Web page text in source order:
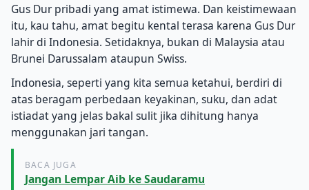
Gus Dur pribadi yang amat istimewa. Dan keistimewaan
itu, kau tahu, amat begitu kental terasa karena Gus Dur
lahir di Indonesia. Setidaknya, bukan di Malaysia atau
Brunei Darussalam ataupun Swiss.
Indonesia, seperti yang kita semua ketahui, berdiri di
atas beragam perbedaan keyakinan, suku, dan adat
istiadat yang jelas bakal sulit jika dihitung hanya
menggunakan jari tangan.
BACA JUGA
Jangan Lempar Aib ke Saudaramu